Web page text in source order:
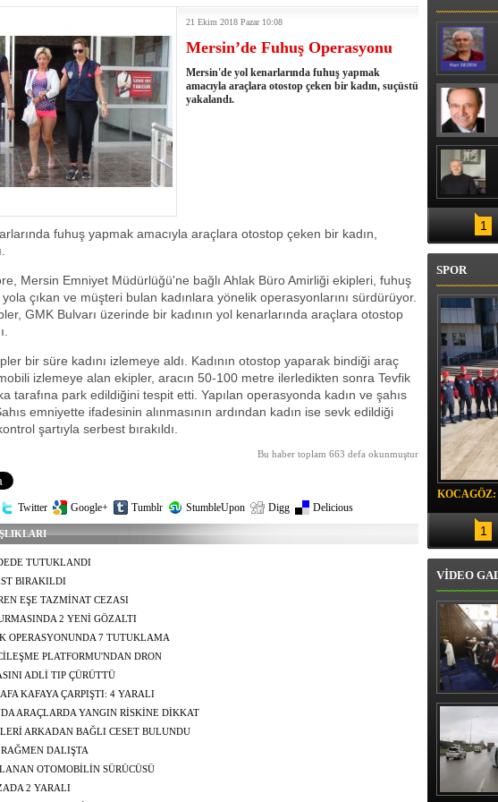
21 Ekim 2018 Pazar 10:08
Mersin’de Fuhuş Operasyonu
Mersin'de yol kenarlarında fuhuş yapmak
amacıyla araçlara otostop çeken bir kadın, suçüstü
yakalandı.
fuhuş yapmak amacıyla araçlara otostop çeken bir kadın,
Mersin Emniyet Müdürlüğü'ne bağlı Ahlak Büro Amirliği ekipleri, fuhuş
çıkan ve müşteri bulan kadınlara yönelik operasyonlarını sürdürüyor.
GMK Bulvarı üzerinde bir kadının yol kenarlarında araçlara otostop
bir süre kadını izlemeye aldı. Kadının otostop yaparak bindiği araç
izlemeye alan ekipler, aracın 50-100 metre ilerledikten sonra Tevfik
tarafına park edildiğini tespit etti. Yapılan operasyonda kadın ve şahıs
emniyette ifadesinin alınmasının ardından kadın ise sevk edildiği
şartıyla serbest bırakıldı.
Bu haber toplam 663 defa okunmuştur
Twitter Google+ Tumblr StumbleUpon Digg Delicious
TUTUKLANDI
BIRAKILDI
EŞE TAZMİNAT CEZASI
2 YENİ GÖZALTI
OPERASYONUNDA 7 TUTUKLAMA
PLATFORMU'NDAN DRON
ADLİ TIP ÇÜRÜTTÜ
KAFAYA ÇARPIŞTI: 4 YARALI
ARAÇLARDA YANGIN RİSKİNE DİKKAT
ARKADAN BAĞLI CESET BULUNDU
DALIŞTA
OTOMOBİLİN SÜRÜCÜSÜ
2 YARALI
1
SPOR
1
VİDEO
Erbaş,
Veli
teravih